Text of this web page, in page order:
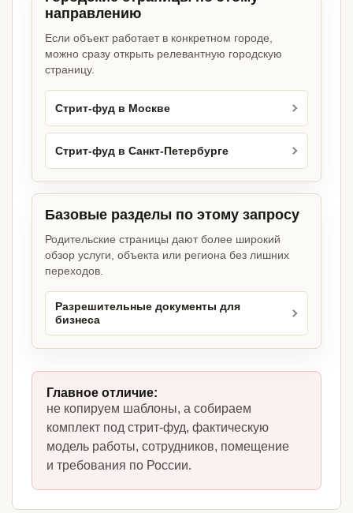
направлению
Если объект работает в конкретном городе,
можно сразу открыть релевантную городскую
страницу.
Стрит-фуд в Москве
Стрит-фуд в Санкт-Петербурге
Базовые разделы по этому запросу
Родительские страницы дают более широкий
обзор услуги, объекта или региона без лишних
переходов.
Разрешительные документы для
бизнеса
Главное отличие:
не копируем шаблоны, а собираем
комплект под стрит-фуд, фактическую
модель работы, сотрудников, помещение
и требования по России.